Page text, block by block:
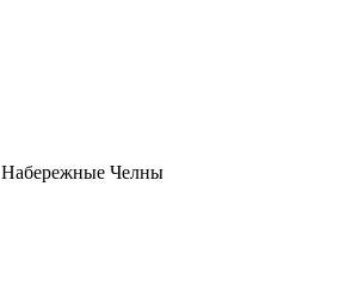
Набережные Челны